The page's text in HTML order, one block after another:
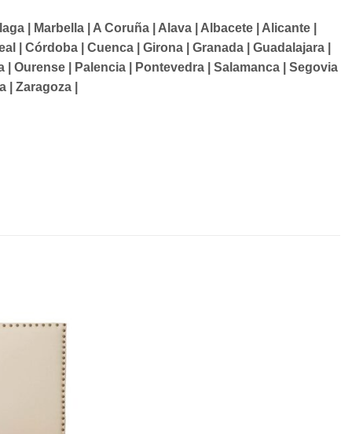
| Marbella | A Coruña | Alava | Albacete | Alicante |
| Córdoba | Cuenca | Girona | Granada | Guadalajara |
Ourense | Palencia | Pontevedra | Salamanca | Segovia
| Zaragoza |